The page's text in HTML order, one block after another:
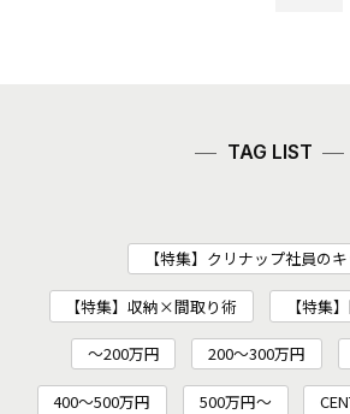
TAG LIST
【特集】クリナップ社員の
【特集】収納×間取り術 【特集
～200万円 200〜300万円
400～500万円 500万円～